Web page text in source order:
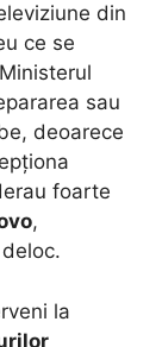
din
ce se
sau
deoarece
foarte
,
la